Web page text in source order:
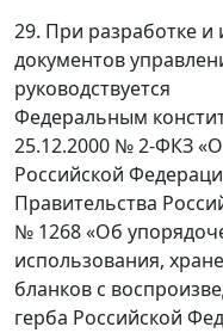
29. При разработке и
документов
руководствуется
Федеральным
25.12.2000 № 2-ФКЗ
Российской
Правительства
№ 1268 «Об
использования,
бланков с
герба Российской